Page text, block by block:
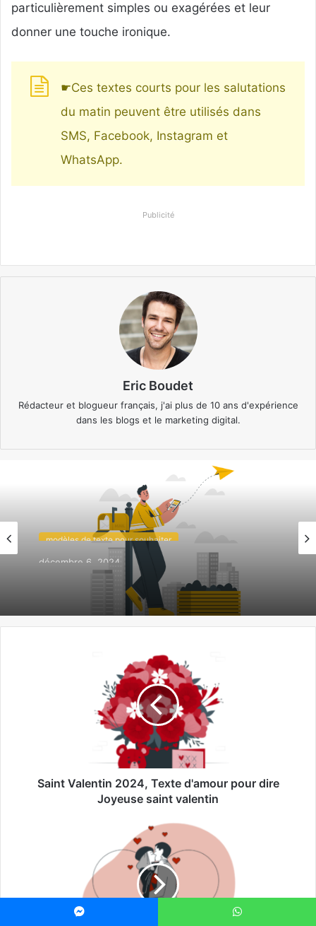
particulièrement simples ou exagérées et leur
donner une touche ironique.
☛Ces textes courts pour les salutations
du matin peuvent être utilisés dans
SMS, Facebook, Instagram et
WhatsApp.
Publicité
Eric Boudet
Rédacteur et blogueur français, j'ai plus de 10 ans d'expérience
dans les blogs et le marketing digital.
modèles de texte pour souhaiter
Texte pour souhaiter un bon samedi
Saint Valentin 2024, Texte d'amour pour dire
Joyeuse saint valentin